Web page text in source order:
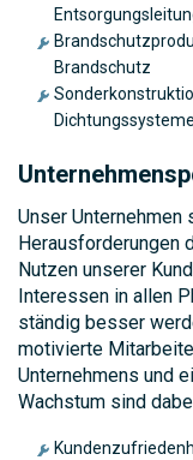
Brandschutz
Unser
Herausforderungen
Nutzen unserer
Interessen in allen
ständig besser
motivierte
Unternehmens und
Wachstum sind